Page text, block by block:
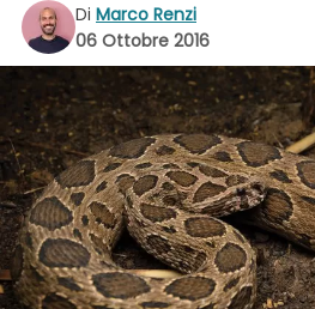
Di Marco Renzi
06 Ottobre 2016